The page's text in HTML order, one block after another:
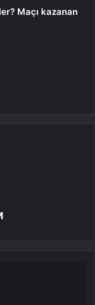
Maçı kazanan